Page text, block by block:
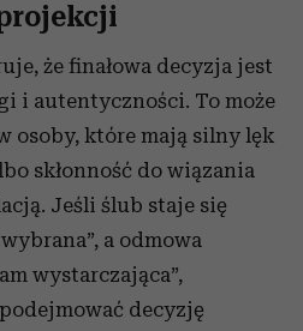
że finałowa decyzja jest
i autentyczności. To może
osoby, które mają silny lęk
skłonność do wiązania
Jeśli ślub staje się
a odmowa
wystarczająca”,
decyzję